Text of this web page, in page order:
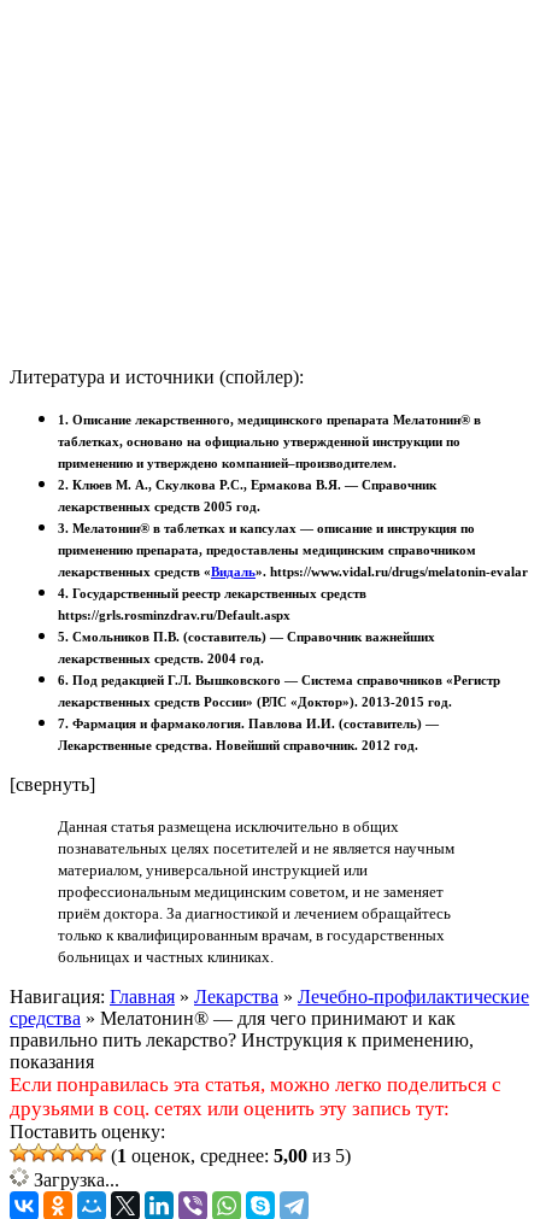
Литература и источники (спойлер):
1. Описание лекарственного, медицинского препарата Мелатонин® в
таблетках, основано на официально утвержденной инструкции по
применению и утверждено компанией–производителем.
2. Клюев М. А., Скулкова Р.С., Ермакова В.Я. — Справочник
лекарственных средств 2005 год.
3. Мелатонин® в таблетках и капсулах — описание и инструкция по
применению препарата, предоставлены медицинским справочником
лекарственных средств «Видаль». https://www.vidal.ru/drugs/melatonin-evalar
4. Государственный реестр лекарственных средств
https://grls.rosminzdrav.ru/Default.aspx
5. Смольников П.В. (составитель) — Справочник важнейших
лекарственных средств. 2004 год.
6. Под редакцией Г.Л. Вышковского — Система справочников «Регистр
лекарственных средств России» (РЛС «Доктор»). 2013-2015 год.
7. Фармация и фармакология. Павлова И.И. (составитель) —
Лекарственные средства. Новейший справочник. 2012 год.
[свернуть]
Данная статья размещена исключительно в общих
познавательных целях посетителей и не является научным
материалом, универсальной инструкцией или
профессиональным медицинским советом, и не заменяет
приём доктора. За диагностикой и лечением обращайтесь
только к квалифицированным врачам, в государственных
больницах и частных клиниках.
Навигация: Главная » Лекарства » Лечебно-профилактические
средства » Мелатонин® — для чего принимают и как
правильно пить лекарство? Инструкция к применению,
показания
Если понравилась эта статья, можно легко поделиться с
друзьями в соц. сетях или оценить эту запись тут:
Поставить оценку:
(1 оценок, среднее: 5,00 из 5)
Загрузка...